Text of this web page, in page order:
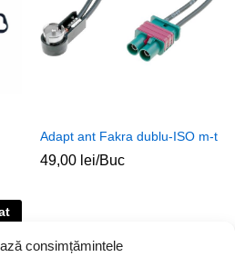
consimțămintele
Adapt ant Fakra dublu-ISO m-t
49,00 lei/Buc